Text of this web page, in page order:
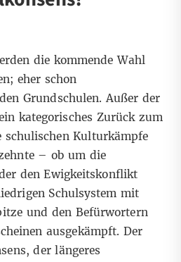
die kommende Wahl
eher schon
Grundschulen. Außer der
kategorisches Zurück zum
Kulturkämpfe
– ob um die
den Ewigkeitskonflikt
Schulsystem mit
und den Befürwortern
ausgekämpft. Der
, der längeres